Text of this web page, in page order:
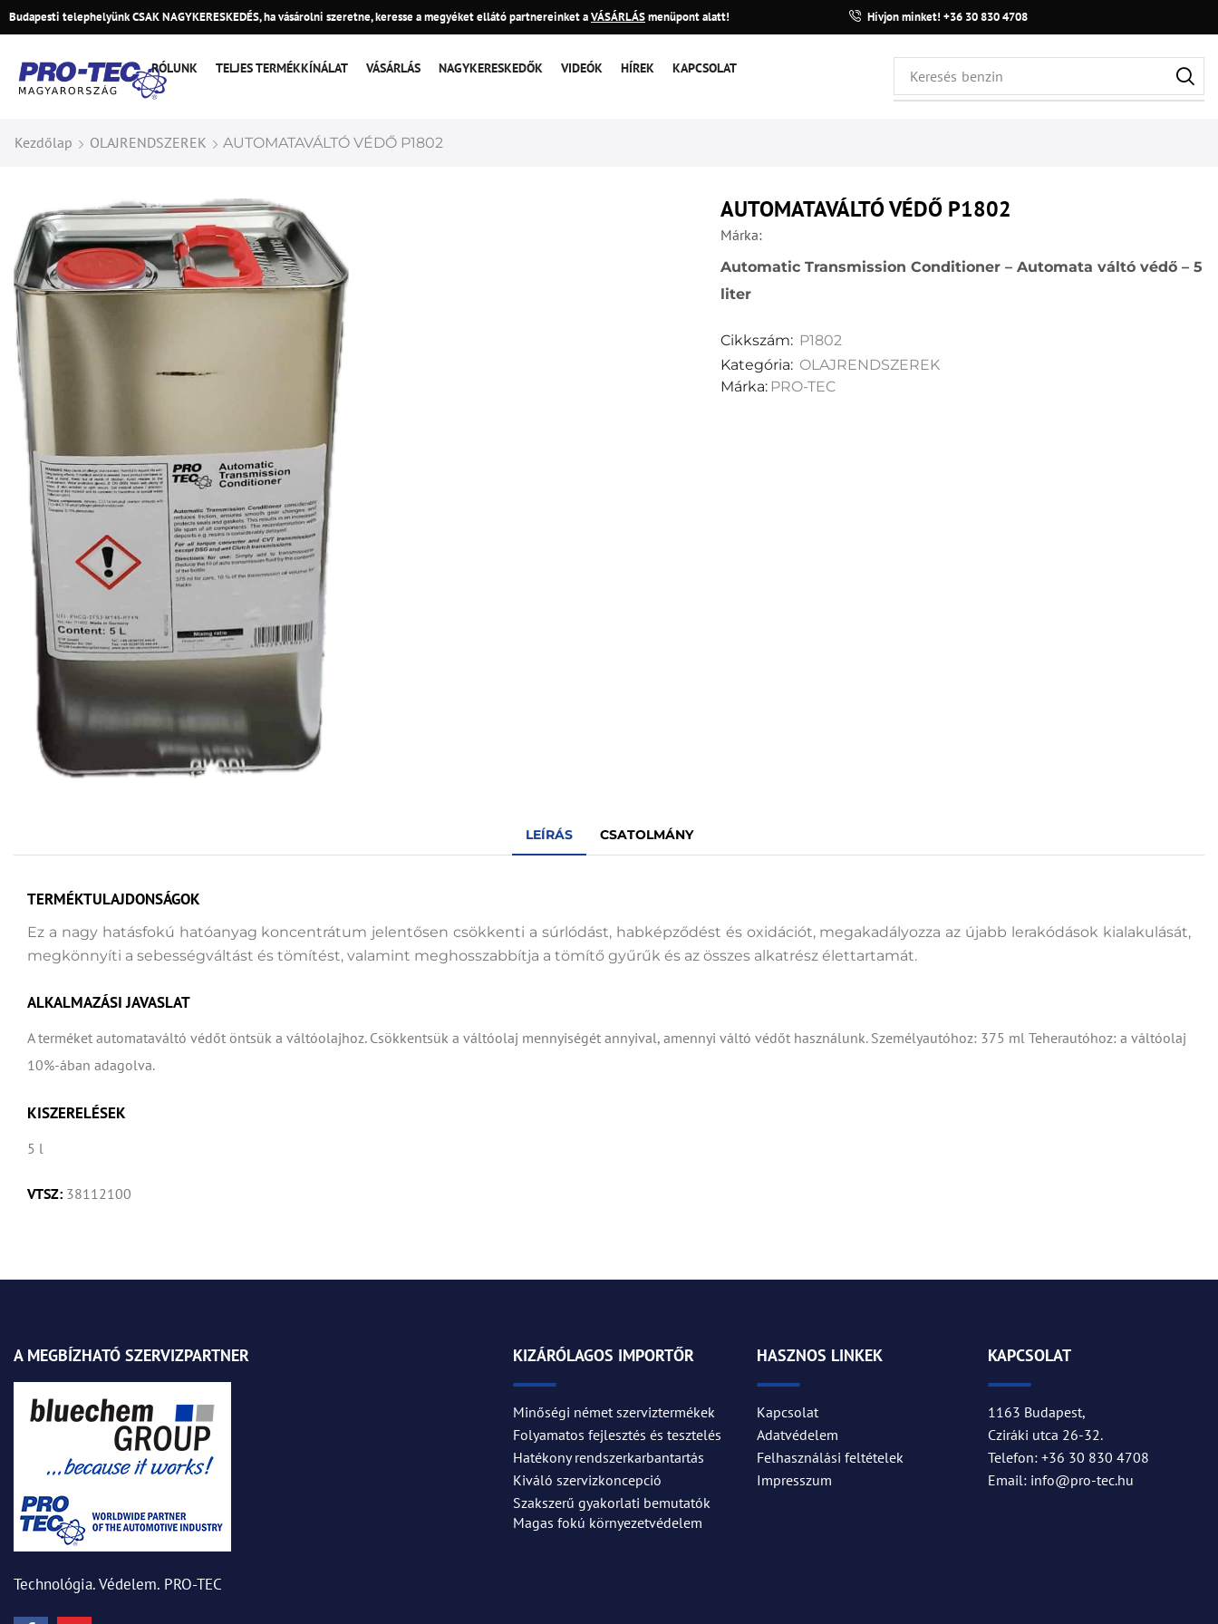
Budapesti telephelyünk CSAK NAGYKERESKEDÉS, ha vásárolni szeretne, keresse a megyéket ellátó partnereinket aVÁSÁRLÁSmenüpont alatt! Hívjon minket! +36 30 830 4708
RÓLUNK TELJES TERMÉKKÍNÁLAT VÁSÁRLÁS NAGYKERESKEDŐK VIDEÓK HÍREK KAPCSOLAT Keresés benzin
Kezdőlap OLAJRENDSZEREK AUTOMATAVÁLTÓ VÉDŐ P1802
AUTOMATAVÁLTÓ VÉDŐ P1802
Márka:
Automatic Transmission Conditioner – Automata váltó védő – 5
liter
Cikkszám: P1802
Kategória: OLAJRENDSZEREK
Márka: PRO-TEC
LEÍRÁS CSATOLMÁNY
TERMÉKTULAJDONSÁGOK
Ez a nagy hatásfokú hatóanyag koncentrátum jelentősen csökkenti a súrlódást, habképződést és oxidációt, megakadályozza az újabb lerakódások kialakulását,
megkönnyíti a sebességváltást és tömítést, valamint meghosszabbítja a tömítő gyűrűk és az összes alkatrész élettartamát.
ALKALMAZÁSI JAVASLAT
A terméket automataváltó védőt öntsük a váltóolajhoz. Csökkentsük a váltóolaj mennyiségét annyival, amennyi váltó védőt használunk. Személyautóhoz: 375 ml Teherautóhoz: a váltóolaj
10%-ában adagolva.
KISZERELÉSEK
5 l
VTSZ: 38112100
A MEGBÍZHATÓ SZERVIZPARTNER
Technológia. Védelem. PRO-TEC
KIZÁRÓLAGOS IMPORTŐR
Minőségi német szerviztermékek
Folyamatos fejlesztés és tesztelés
Hatékony rendszerkarbantartás
Kiváló szervizkoncepció
Szakszerű gyakorlati bemutatók
Magas fokú környezetvédelem
HASZNOS LINKEK
Kapcsolat
Adatvédelem
Felhasználási feltételek
Impresszum
KAPCSOLAT
1163 Budapest,
Cziráki utca 26-32.
Telefon: +36 30 830 4708
Email: info@pro-tec.hu